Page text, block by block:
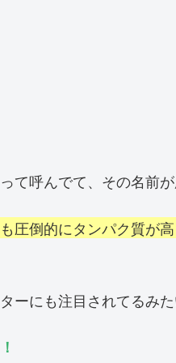
て呼んでて、その名前が
圧倒的にタンパク質が
ーにも注目されてるみた